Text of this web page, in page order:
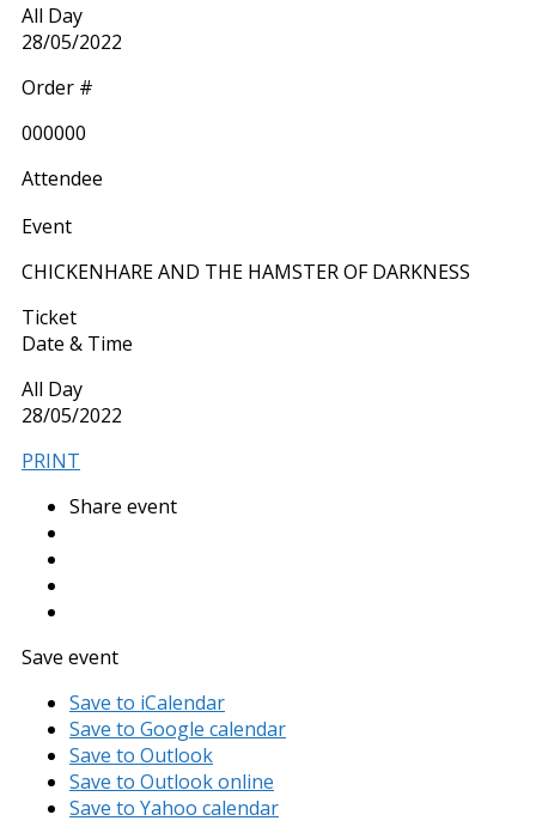
All Day
28/05/2022
Order #
000000
Attendee
Event
CHICKENHARE AND THE HAMSTER OF DARKNESS
Ticket
Date & Time
All Day
28/05/2022
PRINT
Share event
Save event
Save to iCalendar
Save to Google calendar
Save to Outlook
Save to Outlook online
Save to Yahoo calendar